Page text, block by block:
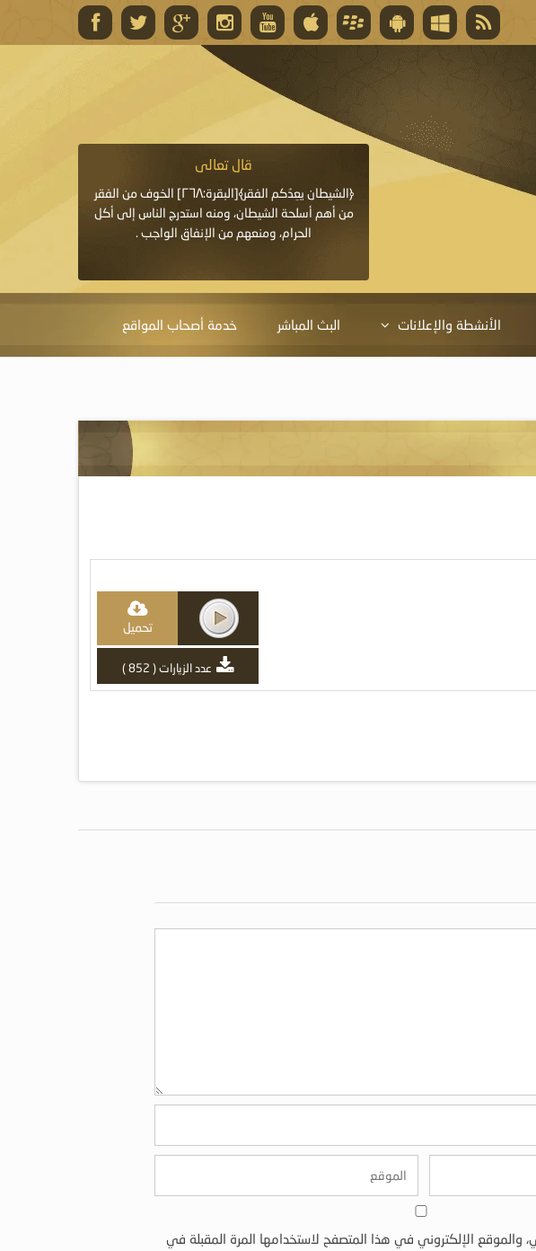
قال تعالى
وهي مفتاح باب العطايا التي
قال تعالى
﴿الشيطان يعِدُكم الفقر﴾[البقرة:٢٦٨] الخوف من الفقر
من أهم أسلحة الشيطان، ومنه استدرج الناس إلى أكل
الحرام، ومنعهم من الإنفاق الواجب .
الأنشطة والإعلانات البث المباشر خدمة أصحاب المواقع
تحميل
عدد الزيارات ( 852 )
والموقع الإلكتروني في هذا المتصفح لاستخدامها المرة المقبلة في